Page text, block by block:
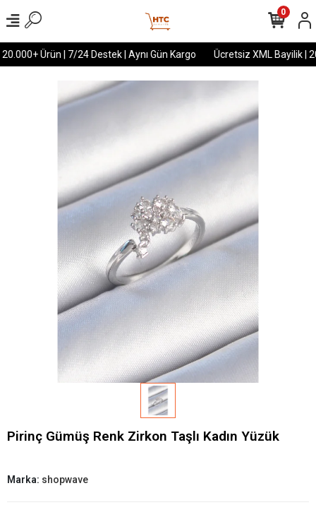
Ürün | 7/24 Destek | Aynı Gün Kargo Ücretsiz XML Bayilik |
0
Pirinç Gümüş Renk Zirkon Taşlı Kadın Yüzük
Marka: shopwave